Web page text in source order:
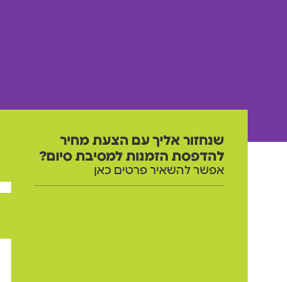
שנחזור אליך עם הצעת מחיר
להדפסת הזמנות למסיבת סיום?
אפשר להשאיר פרטים כאן